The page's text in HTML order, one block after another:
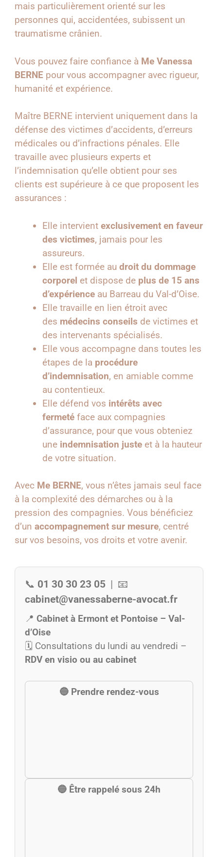
mais particulièrement orienté sur les
personnes qui, accidentées, subissent un
traumatisme crânien.
Vous pouvez faire confiance à Me Vanessa
BERNE pour vous accompagner avec rigueur,
humanité et expérience.
Maître BERNE intervient uniquement dans la
défense des victimes d’accidents, d’erreurs
médicales ou d’infractions pénales. Elle
travaille avec plusieurs experts et
l’indemnisation qu’elle obtient pour ses
clients est supérieure à ce que proposent les
assurances :
Elle intervient exclusivement en faveur
des victimes, jamais pour les
assureurs.
Elle est formée au droit du dommage
corporel et dispose de plus de 15 ans
d’expérience au Barreau du Val-d’Oise.
Elle travaille en lien étroit avec
des médecins conseils de victimes et
des intervenants spécialisés.
Elle vous accompagne dans toutes les
étapes de la procédure
d’indemnisation, en amiable comme
au contentieux.
Elle défend vos intérêts avec
fermeté face aux compagnies
d’assurance, pour que vous obteniez
une indemnisation juste et à la hauteur
de votre situation.
Avec Me BERNE, vous n’êtes jamais seul face
à la complexité des démarches ou à la
pression des compagnies. Vous bénéficiez
d’un accompagnement sur mesure, centré
sur vos besoins, vos droits et votre avenir.
📞 01 30 30 23 05 | 📧
cabinet@vanessaberne-avocat.fr
📍 Cabinet à Ermont et Pontoise – Val-
d’Oise
🗓️ Consultations du lundi au vendredi –
RDV en visio ou au cabinet
🔵 Prendre rendez-vous
🔵 Être rappelé sous 24h